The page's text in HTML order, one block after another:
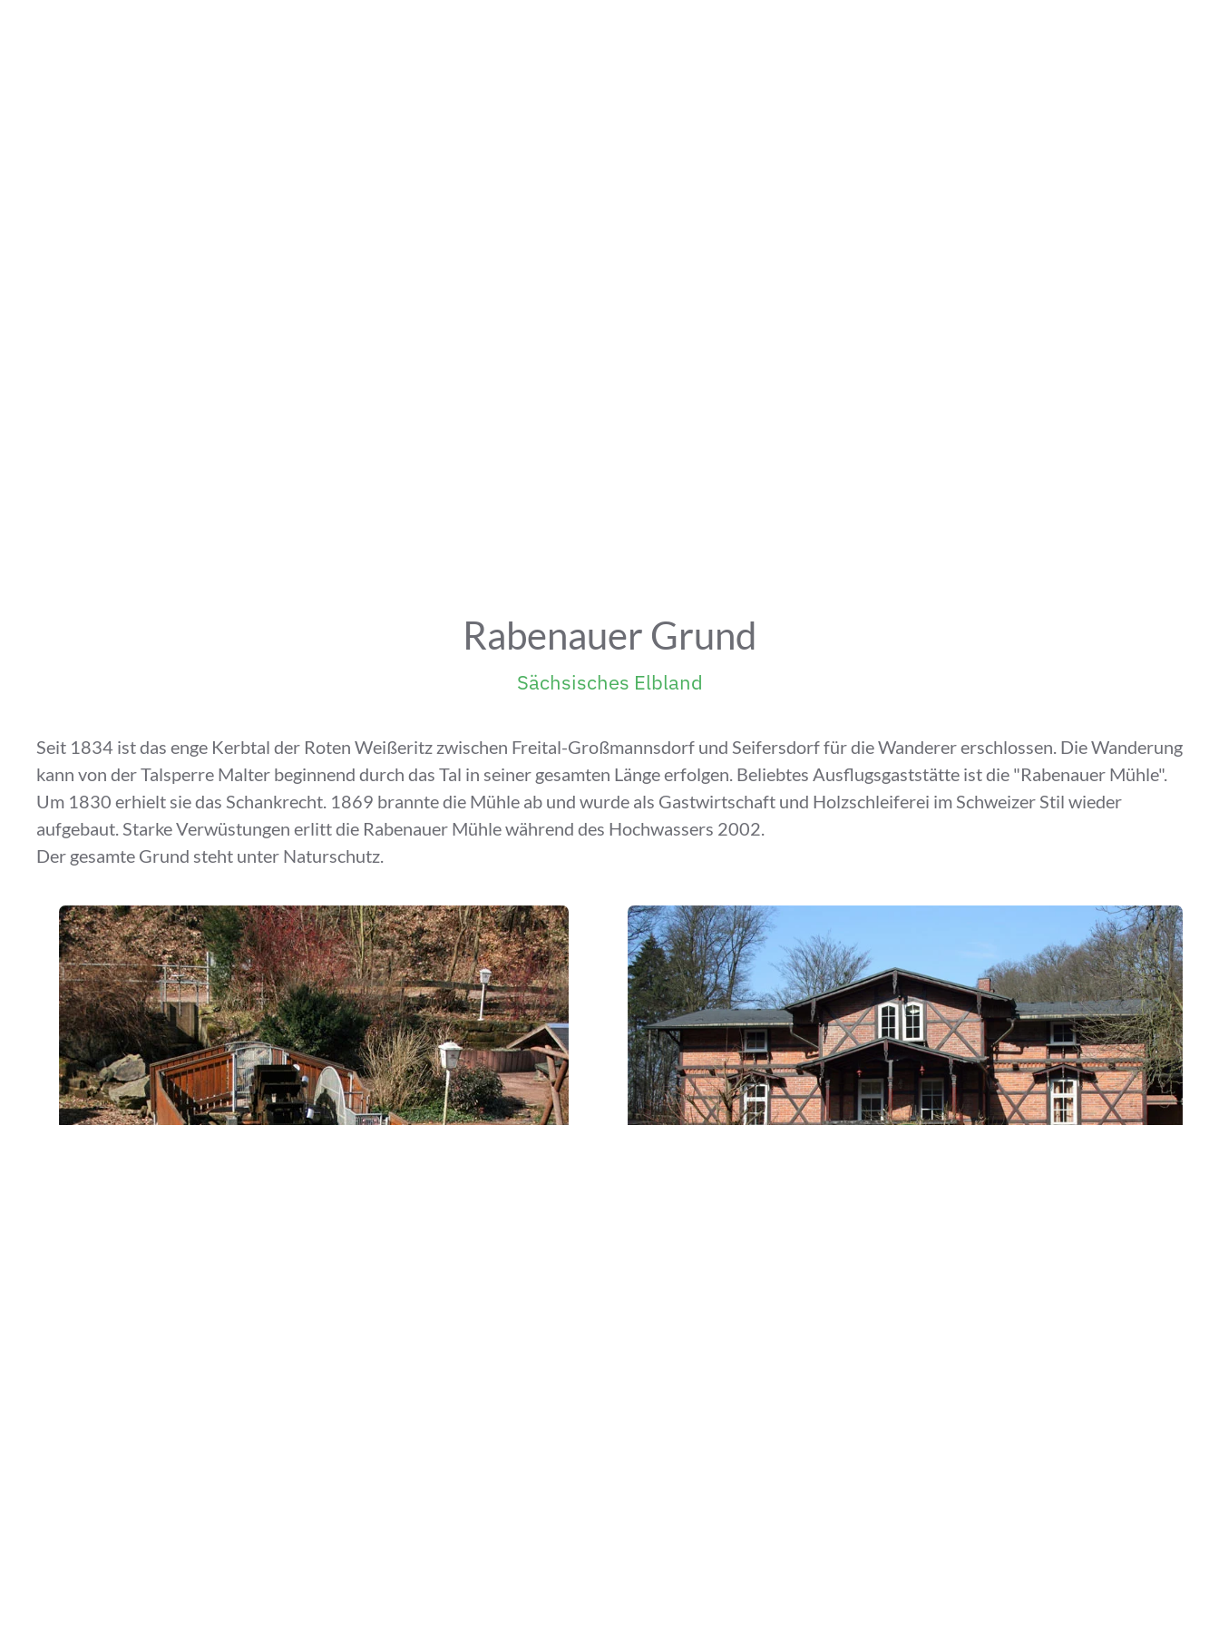
Rabenauer Grund
Sächsisches Elbland
Seit 1834 ist das enge Kerbtal der Roten Weißeritz zwischen Freital-Großmannsdorf und Seifersdorf für die Wanderer erschlossen. Die Wanderung
kann von der Talsperre Malter beginnend durch das Tal in seiner gesamten Länge erfolgen. Beliebtes Ausflugsgaststätte ist die "Rabenauer Mühle".
Um 1830 erhielt sie das Schankrecht. 1869 brannte die Mühle ab und wurde als Gastwirtschaft und Holzschleiferei im Schweizer Stil wieder
aufgebaut. Starke Verwüstungen erlitt die Rabenauer Mühle während des Hochwassers 2002.
Der gesamte Grund steht unter Naturschutz.